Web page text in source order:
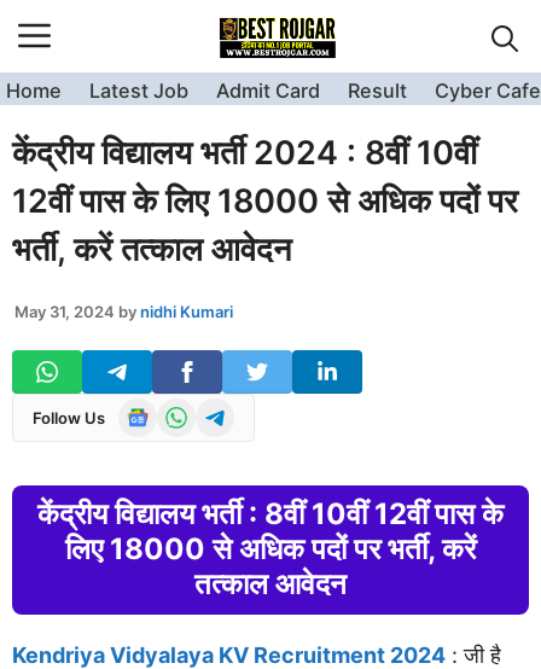
to
content
Home Latest Job Admit Card Result Cyber Cafe
केंद्रीय विद्यालय भर्ती 2024 : 8वीं 10वीं
12वीं पास के लिए 18000 से अधिक पदों पर
भर्ती, करें तत्काल आवेदन
May 31, 2024 bynidhi Kumari
Follow Us
केंद्रीय विद्यालय भर्ती : 8वीं 10वीं 12वीं पास के
लिए 18000 से अधिक पदों पर भर्ती, करें
तत्काल आवेदन
Kendriya Vidyalaya KV Recruitment 2024 : जी है